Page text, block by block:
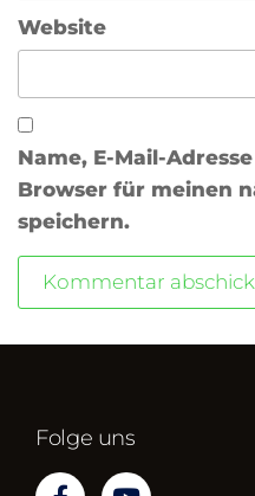
Website
Name, E-Mail-
Browser für meinen
speichern.
Folge uns